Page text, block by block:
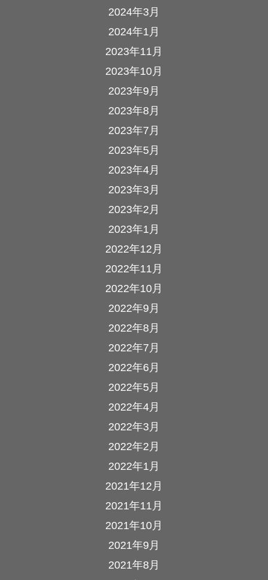
2024年3月
2024年1月
2023年11月
2023年10月
2023年9月
2023年8月
2023年7月
2023年5月
2023年4月
2023年3月
2023年2月
2023年1月
2022年12月
2022年11月
2022年10月
2022年9月
2022年8月
2022年7月
2022年6月
2022年5月
2022年4月
2022年3月
2022年2月
2022年1月
2021年12月
2021年11月
2021年10月
2021年9月
2021年8月